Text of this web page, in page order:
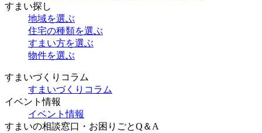
すまい探し
地域を選ぶ
住宅の種類を選ぶ
すまい方を選ぶ
物件を選ぶ
すまいづくりコラム
すまいづくりコラム
イベント情報
イベント情報
すまいの相談窓口・お困りごとQ＆A